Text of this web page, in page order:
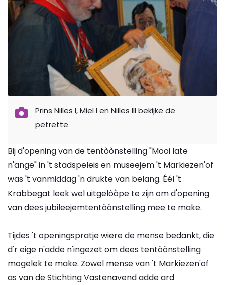
Prins Nilles I, Miel I en Nilles III bekijke de
petrette
Bij d'opening van de tentòònstelling "Mooi late
n'ange" in 't stadspeleis en museejem 't Markiezen'of
was 't vanmiddag 'n drukte van belang. Éél 't
Krabbegat leek wel uitgelòòpe te zijn om d'opening
van dees jubileejemtentòònstelling mee te make.
Tijdes 't openingspratje wiere de mense bedankt, die
d'r eige n'adde n'ingezet om dees tentòònstelling
mogelek te make. Zowel mense van 't Markiezen'of
as van de Stichting Vastenavend adde ard